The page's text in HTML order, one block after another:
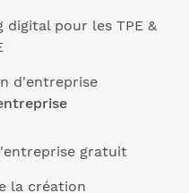
pour les TPE &
d'entreprise
gratuit
la création